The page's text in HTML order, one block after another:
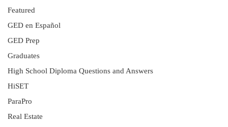
Featured
GED en Español
GED Prep
Graduates
High School Diploma Questions and Answers
HiSET
ParaPro
Real Estate